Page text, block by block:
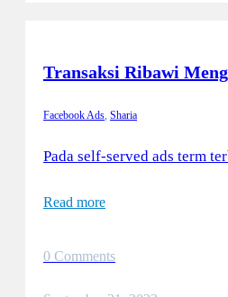
Transaksi Ribawi
Facebook Ads, Sharia
Pada self-served ads term
Read more
0 Comments